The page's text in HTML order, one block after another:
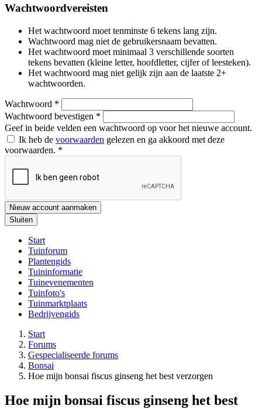
Wachtwoordvereisten
Het wachtwoord moet tenminste 6 tekens lang zijn.
Wachtwoord mag niet de gebruikersnaam bevatten.
Het wachtwoord moet minimaal 3 verschillende soorten
tekens bevatten (kleine letter, hoofdletter, cijfer of leesteken).
Het wachtwoord mag niet gelijk zijn aan de laatste 2+
wachtwoorden.
Wachtwoord *
Wachtwoord bevestigen *
Geef in beide velden een wachtwoord op voor het nieuwe account.
Ik heb de voorwaarden gelezen en ga akkoord met deze
voorwaarden. *
Nieuw account aanmaken
Sluiten
Start
Tuinforum
Plantengids
Tuininformatie
Tuinevenementen
Tuinfoto's
Tuinmarktplaats
Bedrijvengids
Start
Forums
Gespecialiseerde forums
Bonsai
Hoe mijn bonsai fiscus ginseng het best verzorgen
Hoe mijn bonsai fiscus ginseng het best